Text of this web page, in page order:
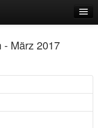
- März 2017